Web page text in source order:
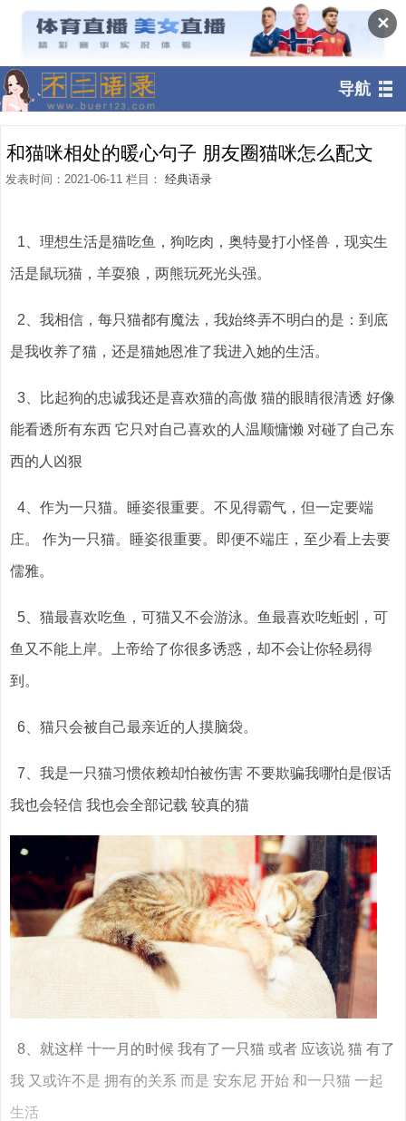
✕
导航
和猫咪相处的暖心句子 朋友圈猫咪怎么配文
发表时间：2021-06-11 栏目： 经典语录
1、理想生活是猫吃鱼，狗吃肉，奥特曼打小怪兽，现实生
活是鼠玩猫，羊耍狼，两熊玩死光头强。
2、我相信，每只猫都有魔法，我始终弄不明白的是：到底
是我收养了猫，还是猫她恩准了我进入她的生活。
3、比起狗的忠诚我还是喜欢猫的高傲 猫的眼睛很清透 好像
能看透所有东西 它只对自己喜欢的人温顺慵懒 对碰了自己东
西的人凶狠
4、作为一只猫。睡姿很重要。不见得霸气，但一定要端
庄。 作为一只猫。睡姿很重要。即便不端庄，至少看上去要
儒雅。
5、猫最喜欢吃鱼，可猫又不会游泳。鱼最喜欢吃蚯蚓，可
鱼又不能上岸。上帝给了你很多诱惑，却不会让你轻易得
到。
6、猫只会被自己最亲近的人摸脑袋。
7、我是一只猫习惯依赖却怕被伤害 不要欺骗我哪怕是假话
我也会轻信 我也会全部记载 较真的猫
8、就这样 十一月的时候 我有了一只猫 或者 应该说 猫 有了
我 又或许不是 拥有的关系 而是 安东尼 开始 和一只猫 一起
生活